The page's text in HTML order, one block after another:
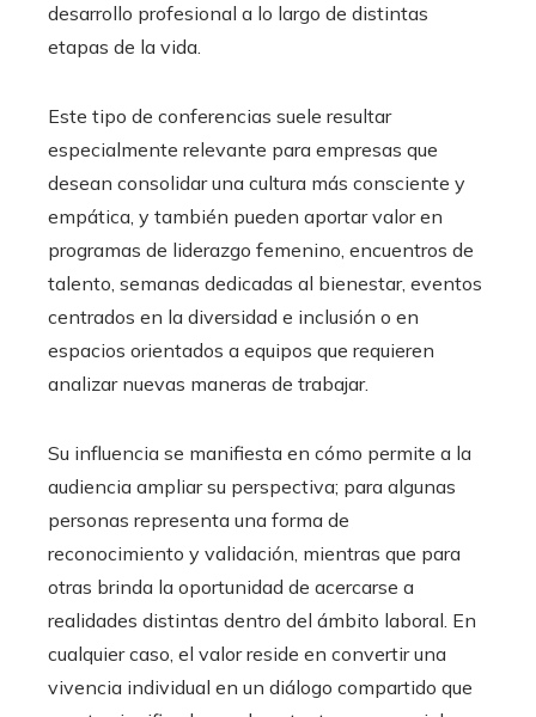
desarrollo profesional a lo largo de distintas
etapas de la vida.
Este tipo de conferencias suele resultar
especialmente relevante para empresas que
desean consolidar una cultura más consciente y
empática, y también pueden aportar valor en
programas de liderazgo femenino, encuentros de
talento, semanas dedicadas al bienestar, eventos
centrados en la diversidad e inclusión o en
espacios orientados a equipos que requieren
analizar nuevas maneras de trabajar.
Su influencia se manifiesta en cómo permite a la
audiencia ampliar su perspectiva; para algunas
personas representa una forma de
reconocimiento y validación, mientras que para
otras brinda la oportunidad de acercarse a
realidades distintas dentro del ámbito laboral. En
cualquier caso, el valor reside en convertir una
vivencia individual en un diálogo compartido que